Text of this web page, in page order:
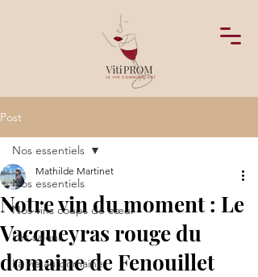
Post
Nos essentiels
Nos vins coups de cœur
Les salons
La vie au domaine
Nos essentiels
Notre vin du moment : Le
Vacqueyras rouge du
domaine de Fenouillet
Mathilde Martinet